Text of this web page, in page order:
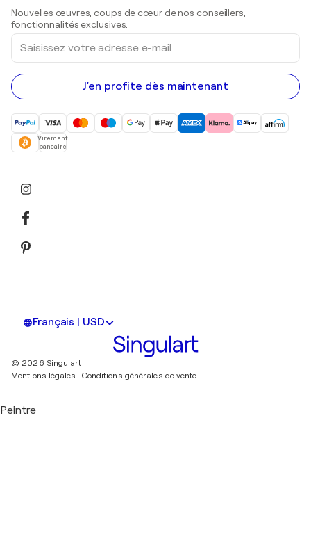
Peintures acryliques
Nouvelles œuvres, coups de cœur de nos conseillers,
fonctionnalités exclusives.
Saisissez
votre
adresse
e-
mail
J'en profite dès maintenant
Virement
bancaire
Français | USD
© 2026 Singulart
Mentions légales. Conditions générales de vente
Peintre